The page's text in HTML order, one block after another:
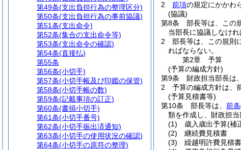
2
前項の規定にかかわ
(協議)
第8条
部長等は、この
当部長に協議しなけれ
2
部長等は、この規則
ればならない。
第2章
予算
(予算の編成方針)
第9条
財政担当部長は
2
予算の編成方針は、
(予算見積書等)
第10条
部長等は、 前条
類を作成し、財政担当
(1)
歳入歳出予算(補
(2)
継続費見積書
(3)
繰越明許費見積書
第49条(支出負担行為の整理区分)
第50条(支出負担行為の事前協議)
第51条(支出命令)
第52条(集合の支出命令等)
第53条(支出命令の確認)
第54条(直接払)
第55条
第56条(小切手)
第57条(小切手帳及び印鑑の保管)
第58条(小切手帳の数)
第59条(記載事項の訂正)
第60条(書損小切手)
第61条(小切手番号)
第62条(小切手振出済通知)
第63条(小切手の使用状況の確認)
第64条(小切手の原符の整理)